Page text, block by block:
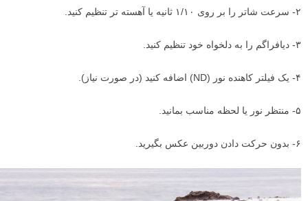
۲- سرعت شاتر را بر روی ۱/۱۰ ثانیه یا آهسته تر تنظیم کنید.
۳- دیافراگم را به دلخواه خود تنظیم کنید.
۴- یک فیلتر کاهنده نور (ND) اضافه کنید (در صورت نیاز).
۵- منتظر نور یا لحظه مناسب بمانید.
۶- بدون حرکت دادن دوربین عکس بگیرید.